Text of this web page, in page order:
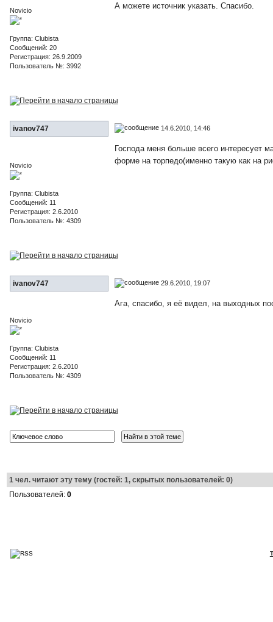
Novicio
Группа: Clubista
Сообщений: 20
Регистрация: 26.9.2009
Пользователь №: 3992
А можете источник указать. Спасибо.
ivanov747 14.6.2010, 14:46
Novicio
Группа: Clubista
Сообщений: 11
Регистрация: 2.6.2010
Пользователь №: 4309
Господа меня больше всего интересует
форме на торпедо(именно такую как на
ivanov747 29.6.2010, 19:07
Novicio
Группа: Clubista
Сообщений: 11
Регистрация: 2.6.2010
Пользователь №: 4309
Ага, спасибо, я её видел, на выходных
1чел. читают эту тему (гостей: 1, скрытых пользователей: 0)
Пользователей: 0